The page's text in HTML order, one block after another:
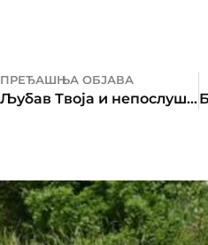
ПРЕЂАШЊА ОБЈАВА
Љубав Твоја и непослушност моја